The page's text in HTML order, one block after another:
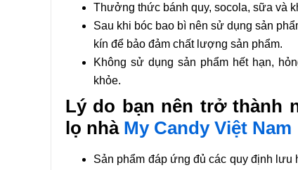
Thưởng thức bánh quy, socola, sữa và
Sau khi bóc bao bì nên sử dụng sản
kín để bảo đảm chất lượng sản phẩm.
Không sử dụng sản phẩm hết hạn,
khỏe.
Lý do bạn nên trở thành
lọ nhà My Candy Việt Nam
Sản phẩm đáp ứng đủ các quy định lưu